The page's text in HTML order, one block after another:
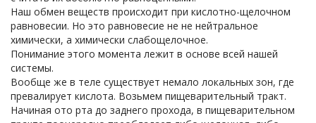
Наш обмен веществ происходит при кислотно-щелочном
равновесии. Но это равновесие не не нейтральное
химически, а химически слабощелочное.
Понимание этого момента лежит в основе всей нашей
системы.
Вообще же в теле существует немало локальных зон, где
превалирует кислота. Возьмем пищеварительный тракт.
Начиная ото рта до заднего прохода, в пищеварительном